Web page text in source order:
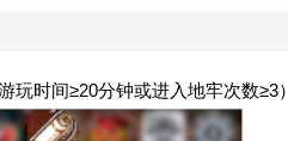
时间≥20分钟或进入地牢次数≥3）